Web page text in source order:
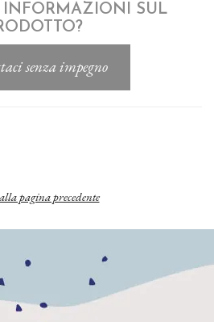
INFORMAZIONI SUL
pagina precedente